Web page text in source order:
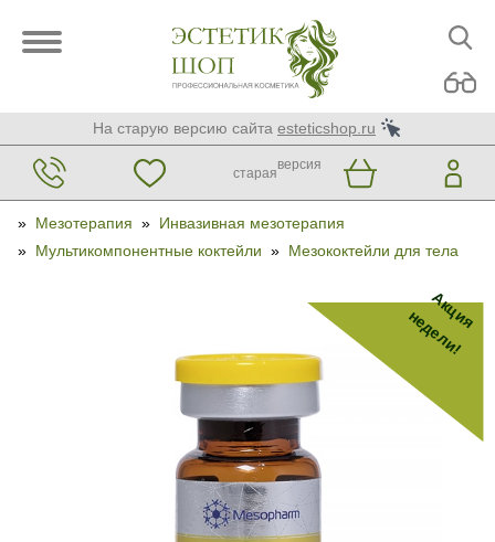
На старую версию сайта esteticshop.ru
старая
версия
» Мезотерапия » Инвазивная мезотерапия
» Мультикомпонентные коктейли » Мезококтейли для тела
Акция
недели!